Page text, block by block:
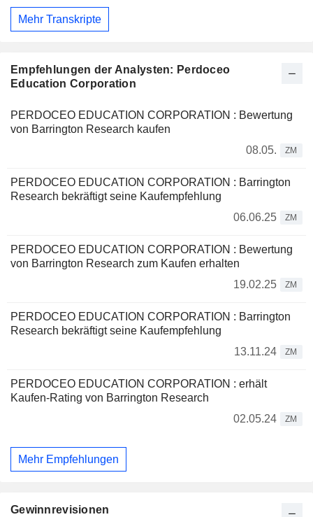
Mehr Transkripte
Empfehlungen der Analysten: Perdoceo
Education Corporation
PERDOCEO EDUCATION CORPORATION : Bewertung
von Barrington Research kaufen
08.05.
ZM
PERDOCEO EDUCATION CORPORATION : Barrington
Research bekräftigt seine Kaufempfehlung
06.06.25
ZM
PERDOCEO EDUCATION CORPORATION : Bewertung
von Barrington Research zum Kaufen erhalten
19.02.25
ZM
PERDOCEO EDUCATION CORPORATION : Barrington
Research bekräftigt seine Kaufempfehlung
13.11.24
ZM
PERDOCEO EDUCATION CORPORATION : erhält
Kaufen-Rating von Barrington Research
02.05.24
ZM
Mehr Empfehlungen
Gewinnrevisionen